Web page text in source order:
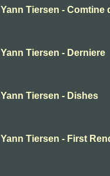
Yann Tiersen - Comtine
Yann Tiersen - Derniere
Yann Tiersen - Dishes
Yann Tiersen - First